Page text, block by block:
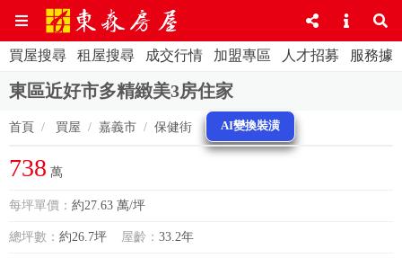
買屋搜尋 租屋搜尋 成交行情 加盟專區 人才招募 服務據
東區近好市多精緻美3房住家
首頁 買屋 嘉義市 保健街 AI變換裝潢
738 萬
每坪單價： 約27.63 萬/坪
總坪數： 約26.7坪 屋齡： 33.2年